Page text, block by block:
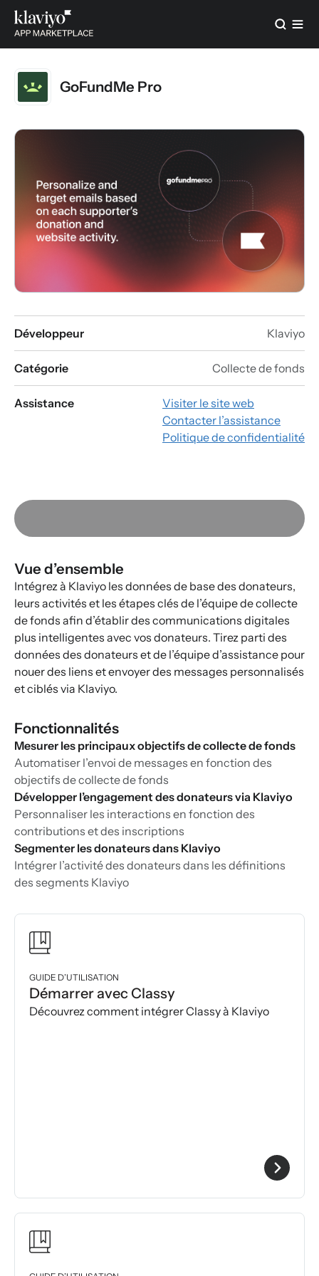
GoFundMe Pro
Développeur Klaviyo
Catégorie Collecte de fonds
Assistance
Visiter le site web
Contacter l’assistance
Politique de confidentialité
Vue d’ensemble
Intégrez à Klaviyo les données de base des donateurs,
leurs activités et les étapes clés de l’équipe de collecte
de fonds afin d’établir des communications digitales
plus intelligentes avec vos donateurs. Tirez parti des
données des donateurs et de l’équipe d’assistance pour
nouer des liens et envoyer des messages personnalisés
et ciblés via Klaviyo.
Fonctionnalités
Mesurer les principaux objectifs de collecte de fonds
Automatiser l’envoi de messages en fonction des
objectifs de collecte de fonds
Développer l’engagement des donateurs via Klaviyo
Personnaliser les interactions en fonction des
contributions et des inscriptions
Segmenter les donateurs dans Klaviyo
Intégrer l’activité des donateurs dans les définitions
des segments Klaviyo
GUIDE D’UTILISATION
Démarrer avec Classy
Découvrez comment intégrer Classy à Klaviyo